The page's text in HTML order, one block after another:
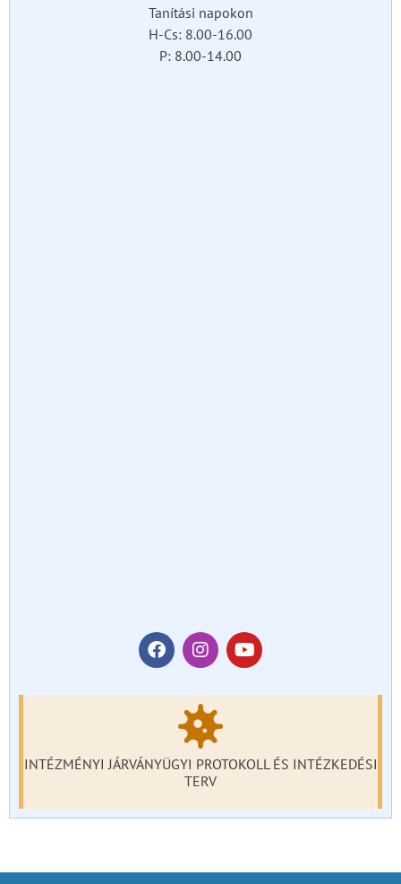
Tanítási napokon
H-Cs: 8.00-16.00
P: 8.00-14.00
INTÉZMÉNYI JÁRVÁNYÜGYI PROTOKOLL ÉS INTÉZKEDÉSI
TERV